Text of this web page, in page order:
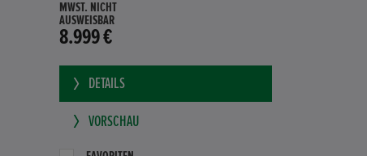
MWST. NICHT
AUSWEISBAR
8.999 €
DETAILS
VORSCHAU